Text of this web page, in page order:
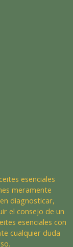
esenciales
meramente
diagnosticar,
el consejo de un
esenciales con
cualquier duda